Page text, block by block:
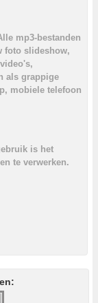
mp3-bestanden
foto slideshow,
als grappige
mobiele telefoon
is het
te verwerken.